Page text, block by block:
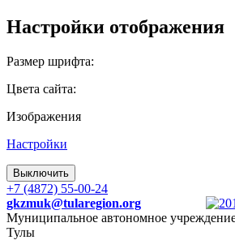
Настройки отображения
Размер шрифта:
Цвета сайта:
Изображения
Настройки
Выключить
+7 (4872) 55-00-24
gkzmuk@tularegion.org
Муниципальное автономное
Тулы